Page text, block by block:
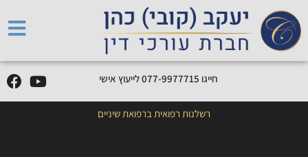
חייגו 077-9977715 לייעוץ אישי
רשלנות רפואית ברפואת שיניים